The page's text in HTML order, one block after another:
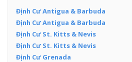
Định Cư Antigua & Barbuda
Định Cư Antigua & Barbuda
Định Cư St. Kitts & Nevis
Định Cư St. Kitts & Nevis
Định Cư Grenada